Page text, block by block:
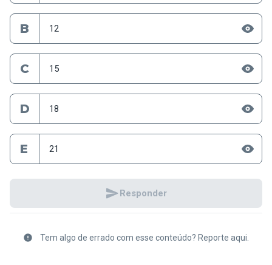
B 12
C 15
D 18
E 21
Responder
Tem algo de errado com esse conteúdo? Reporte aqui.